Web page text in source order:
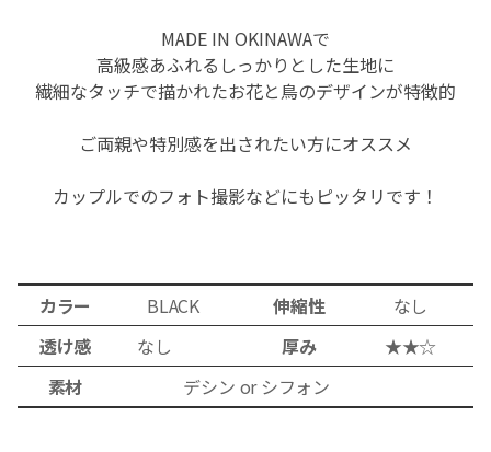
MADE IN OKINAWAで
高級感あふれるしっかりとした生地に
繊細なタッチで描かれたお花と鳥のデザインが特徴的
ご両親や特別感を出されたい方にオススメ
カップルでのフォト撮影などにもピッタリです！
カラー BLACK 伸縮性
なし
透け感
なし 厚み
★★☆
素材
デシン or シフォン